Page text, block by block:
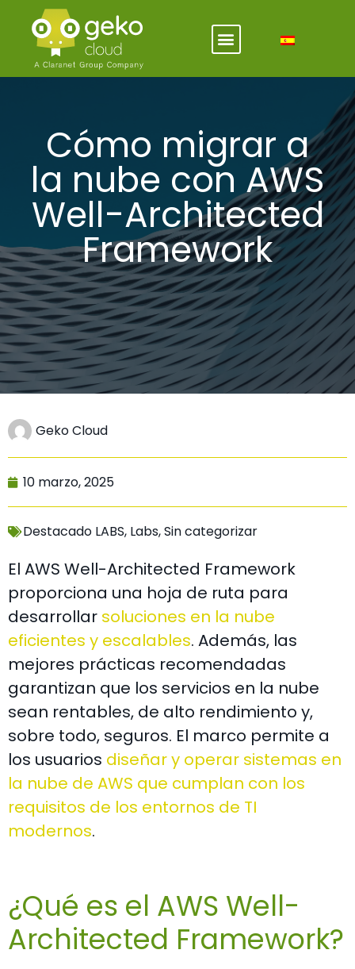
Cómo migrar a
la nube con AWS
Well-Architected
Framework
Geko Cloud
10 marzo, 2025
Destacado LABS, Labs,Sin categorizar
El AWS Well-Architected Framework
proporciona una hoja de ruta para
desarrollar soluciones en la nube
eficientes y escalables. Además, las
mejores prácticas recomendadas
garantizan que los servicios en la nube
sean rentables, de alto rendimiento y,
sobre todo, seguros. El marco permite a
los usuarios diseñar y operar sistemas en
la nube de AWS que cumplan con los
requisitos de los entornos de TI
modernos.
¿Qué es el AWS Well-
Architected Framework?